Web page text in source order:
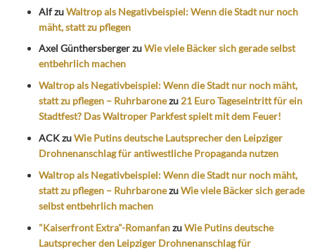
AlfzuWaltrop als Negativbeispiel: Wenn die Stadt nur noch
mäht, statt zu pflegen
Axel GünthersbergerzuWie viele Bäcker sich gerade selbst
entbehrlich machen
Waltrop als Negativbeispiel: Wenn die Stadt nur noch mäht,
statt zu pflegen – Ruhrbaronezu 21 Euro Tageseintritt für ein
Stadtfest? Das Waltroper Parkfest spielt mit dem Feuer!
ACKzuWie Putins deutsche Lautsprecher den Leipziger
Drohnenanschlag für antiwestliche Propaganda nutzen
Waltrop als Negativbeispiel: Wenn die Stadt nur noch mäht,
statt zu pflegen – RuhrbaronezuWie viele Bäcker sich gerade
selbst entbehrlich machen
"Kaiserfront Extra"-RomanfanzuWie Putins deutsche
Lautsprecher den Leipziger Drohnenanschlag für